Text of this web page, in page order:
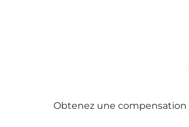
Obtenez une compensation